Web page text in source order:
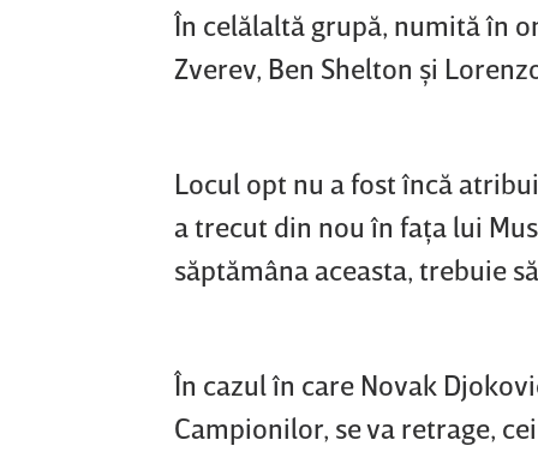
În celălaltă grupă, numită în
Zverev, Ben Shelton şi
Locul opt nu a fost încă
a trecut din nou în faţa lui
săptămâna aceasta, trebuie
În cazul în care Novak
Campionilor, se va retrage,